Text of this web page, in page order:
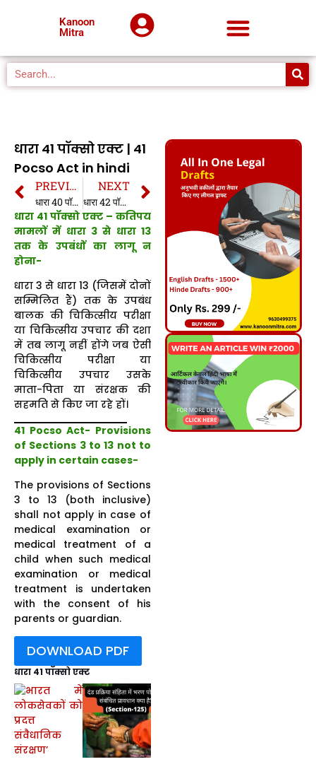
Kanoon
Mitra
धारा 41 पॉक्सो एक्ट | 41
Pocso Act in hindi
PREVIOUS
धारा 40 पॉक्सो एक्ट | 40 Pocso Act in hindi
NEXT
धारा 42 पॉक्सो एक्ट | 42 Pocso Act in hindi
धारा 41 पॉक्सो एक्ट – कतिपय
मामलों में धारा 3 से धारा 13
तक के उपबंधों का लागू न
होना-
धारा 3 से धारा 13 (जिसमें दोनों
सम्मिलित हैं) तक के उपबंध
बालक की चिकित्सीय परीक्षा
या चिकित्सीय उपचार की दशा
में तब लागू नहीं होंगे जब ऐसी
चिकित्सीय परीक्षा या
चिकित्सीय उपचार उसके
माता-पिता या संरक्षक की
सहमति से किए जा रहे हों।
41 Pocso Act- Provisions
of Sections 3 to 13 not to
apply in certain cases-
The provisions of Sections
3 to 13 (both inclusive)
shall not apply in case of
medical examination or
medical treatment of a
child when such medical
examination or medical
treatment is undertaken
with the consent of his
parents or guardian.
DOWNLOAD PDF
धारा 41 पॉक्सो एक्ट